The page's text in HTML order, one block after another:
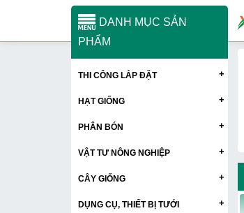
DANH MỤC SẢN
PHẨM
THI CÔNG LẮP ĐẶT +
HẠT GIỐNG +
PHÂN BÓN +
VẬT TƯ NÔNG NGHIỆP +
CÂY GIỐNG +
DỤNG CỤ, THIẾT BỊ TƯỚI +